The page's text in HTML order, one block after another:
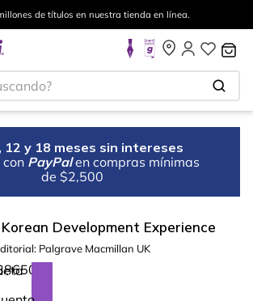
de títulos en nuestra tienda en línea.
12 y 18 meses sin intereses
PayPal en compras mínimas
de $2,500
Development Experience
Palgrave Macmillan UK
%